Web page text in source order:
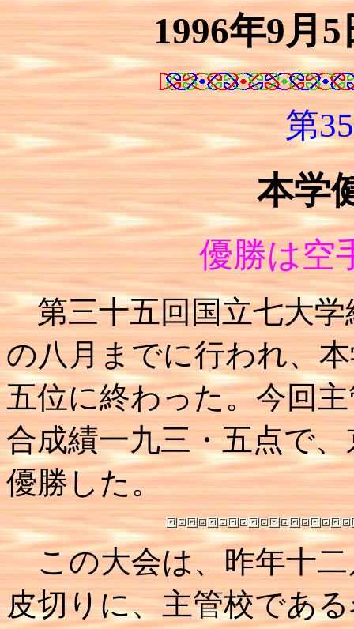
1996年9月
第
本学
優勝は空
第三十五回国立七大学
の八月までに行われ、
五位に終わった。今回
合成績一九三・五点で
優勝した。
この大会は、昨年十二
皮切りに、主管校であ